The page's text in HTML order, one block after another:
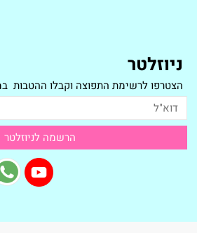
ניוזלטר
הצטרפו לרשימת התפוצה וקבלו ההטבות